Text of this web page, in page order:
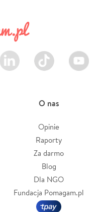
LinkedIn TikTok Youtube
O nas
Opinie
Raporty
Za darmo
Blog
Dla NGO
Fundacja Pomagam.pl